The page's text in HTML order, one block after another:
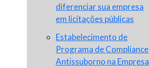
diferenciar sua empresa
em licitações públicas
Estabelecimento de
Programa de Compliance
Antissuborno na Empresa